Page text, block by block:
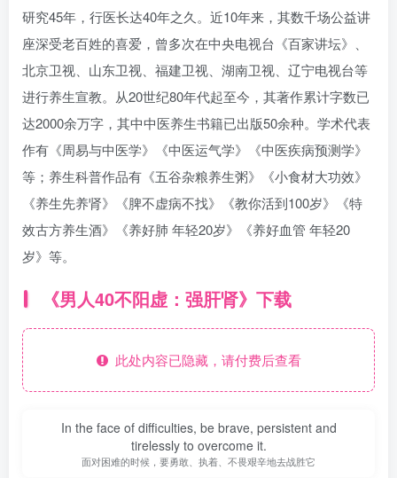
研究45年，行医长达40年之久。近10年来，其数千场公益讲
座深受老百姓的喜爱，曾多次在中央电视台《百家讲坛》、
北京卫视、山东卫视、福建卫视、湖南卫视、辽宁电视台等
进行养生宣教。从20世纪80年代起至今，其著作累计字数已
达2000余万字，其中中医养生书籍已出版50余种。学术代表
作有《周易与中医学》《中医运气学》《中医疾病预测学》
等；养生科普作品有《五谷杂粮养生粥》《小食材大功效》
《养生先养肾》《脾不虚病不找》《教你活到100岁》《特
效古方养生酒》《养好肺 年轻20岁》《养好血管 年轻20
岁》等。
《男人40不阳虚：强肝肾》下载
此处内容已隐藏，请付费后查看
In the face of difficulties, be brave, persistent and
tirelessly to overcome it.
面对困难的时候，要勇敢、执着、不畏艰辛地去战胜它